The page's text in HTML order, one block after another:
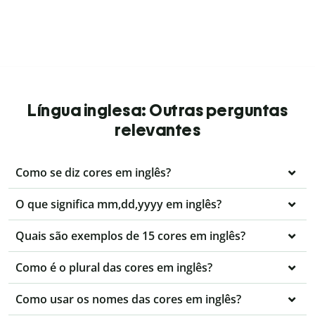
Língua inglesa: Outras perguntas
relevantes
Como se diz cores em inglês?
O que significa mm,dd,yyyy em inglês?
Quais são exemplos de 15 cores em inglês?
Como é o plural das cores em inglês?
Como usar os nomes das cores em inglês?